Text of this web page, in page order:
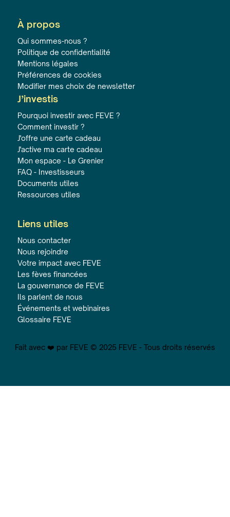
À propos
Qui sommes-nous ?
Politique de confidentialité
Mentions légales
Préférences de cookies
Modifier mes choix de newsletter
J’investis
Pourquoi investir avec FEVE ?
Comment investir ?
J'offre une carte cadeau
J'active ma carte cadeau
Mon espace - Le Grenier
FAQ - Investisseurs
Documents utiles
Ressources utiles
Liens utiles
Nous contacter
Nous rejoindre
Votre impact avec FEVE
Les fèves financées
La gouvernance de FEVE
Ils parlent de nous
Événements et webinaires
Glossaire FEVE
Fait avec ❤️ par FEVE © 2025 FEVE - Tous droits réservés